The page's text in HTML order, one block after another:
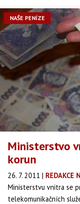
mobilním obrům s
konkurence. Viníkem je
NAŠE PENÍZE
Ministerstvo
korun
26. 7. 2011 | REDAKCE
Ministerstvu vnitra se
telekomunikačních